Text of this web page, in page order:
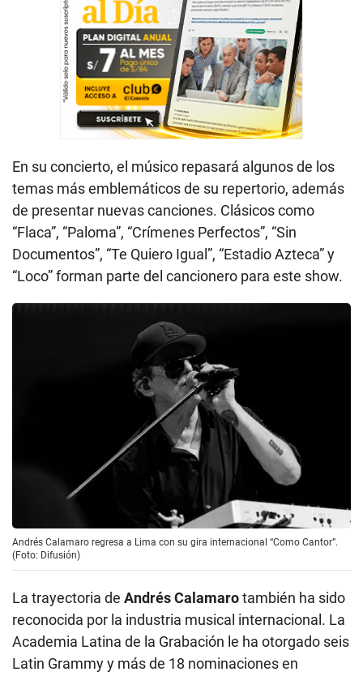
En su concierto, el músico repasará algunos de los
temas más emblemáticos de su repertorio, además
de presentar nuevas canciones. Clásicos como
“Flaca”, “Paloma”, “Crímenes Perfectos”, “Sin
Documentos”, “Te Quiero Igual”, “Estadio Azteca” y
“Loco” forman parte del cancionero para este show.
Andrés Calamaro regresa a Lima con su gira internacional “Como Cantor”.
(Foto: Difusión)
La trayectoria de Andrés Calamarotambién ha sido
reconocida por la industria musical internacional. La
Academia Latina de la Grabación le ha otorgado seis
Latin Grammy y más de 18 nominaciones en